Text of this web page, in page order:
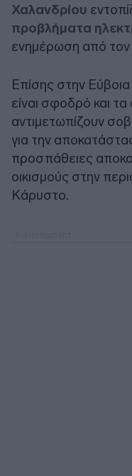
Χαλανδρίου
προβλήματα
ενημέρωση από
Επίσης στην
είναι σφοδρό και
αντιμετωπίζουν
για την
προσπάθειες
οικισμούς στην
Κάρυστο.